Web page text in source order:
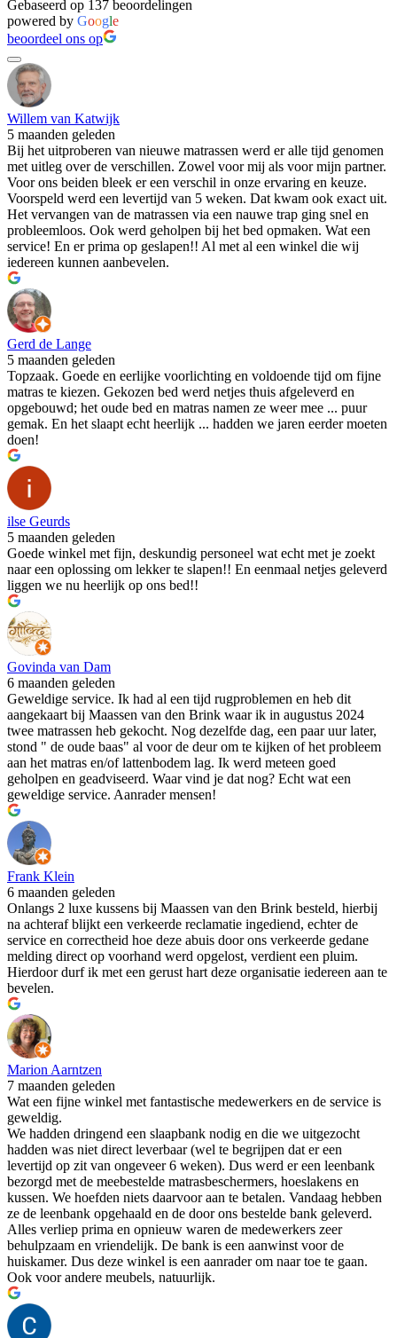
Gebaseerd op 137 beoordelingen
powered by Google
beoordeel ons op
Willem van Katwijk
5 maanden geleden
Bij het uitproberen van nieuwe matrassen werd er alle tijd genomen
met uitleg over de verschillen. Zowel voor mij als voor mijn partner.
Voor ons beiden bleek er een verschil in onze ervaring en keuze.
Voorspeld werd een levertijd van 5 weken. Dat kwam ook exact uit.
Het vervangen van de matrassen via een nauwe trap ging snel en
probleemloos. Ook werd geholpen bij het bed opmaken. Wat een
service! En er prima op geslapen!! Al met al een winkel die wij
iedereen kunnen aanbevelen.
Gerd de Lange
5 maanden geleden
Topzaak. Goede en eerlijke voorlichting en voldoende tijd om fijne
matras te kiezen. Gekozen bed werd netjes thuis afgeleverd en
opgebouwd; het oude bed en matras namen ze weer mee ... puur
gemak. En het slaapt echt heerlijk ... hadden we jaren eerder moeten
doen!
ilse Geurds
5 maanden geleden
Goede winkel met fijn, deskundig personeel wat echt met je zoekt
naar een oplossing om lekker te slapen!! En eenmaal netjes geleverd
liggen we nu heerlijk op ons bed!!
Govinda van Dam
6 maanden geleden
Geweldige service. Ik had al een tijd rugproblemen en heb dit
aangekaart bij Maassen van den Brink waar ik in augustus 2024
twee matrassen heb gekocht. Nog dezelfde dag, een paar uur later,
stond " de oude baas" al voor de deur om te kijken of het probleem
aan het matras en/of lattenbodem lag. Ik werd meteen goed
geholpen en geadviseerd. Waar vind je dat nog? Echt wat een
geweldige service. Aanrader mensen!
Frank Klein
6 maanden geleden
Onlangs 2 luxe kussens bij Maassen van den Brink besteld, hierbij
na achteraf blijkt een verkeerde reclamatie ingediend, echter de
service en correctheid hoe deze abuis door ons verkeerde gedane
melding direct op voorhand werd opgelost, verdient een pluim.
Hierdoor durf ik met een gerust hart deze organisatie iedereen aan te
bevelen.
Marion Aarntzen
7 maanden geleden
Wat een fijne winkel met fantastische medewerkers en de service is
geweldig.
We hadden dringend een slaapbank nodig en die we uitgezocht
hadden was niet direct leverbaar (wel te begrijpen dat er een
levertijd op zit van ongeveer 6 weken). Dus werd er een leenbank
bezorgd met de meebestelde matrasbeschermers, hoeslakens en
kussen. We hoefden niets daarvoor aan te betalen. Vandaag hebben
ze de leenbank opgehaald en de door ons bestelde bank geleverd.
Alles verliep prima en opnieuw waren de medewerkers zeer
behulpzaam en vriendelijk. De bank is een aanwinst voor de
huiskamer. Dus deze winkel is een aanrader om naar toe te gaan.
Ook voor andere meubels, natuurlijk.